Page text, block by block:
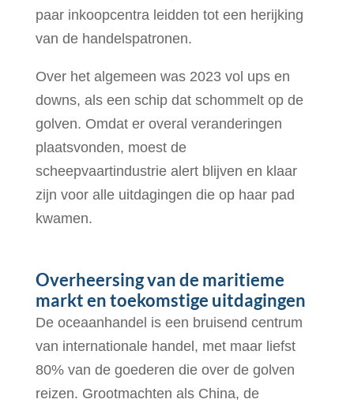
paar inkoopcentra leidden tot een herijking
van de handelspatronen.
Over het algemeen was 2023 vol ups en
downs, als een schip dat schommelt op de
golven. Omdat er overal veranderingen
plaatsvonden, moest de
scheepvaartindustrie alert blijven en klaar
zijn voor alle uitdagingen die op haar pad
kwamen.
Overheersing van de maritieme
markt en toekomstige uitdagingen
De oceaanhandel is een bruisend centrum
van internationale handel, met maar liefst
80% van de goederen die over de golven
reizen. Grootmachten als China, de